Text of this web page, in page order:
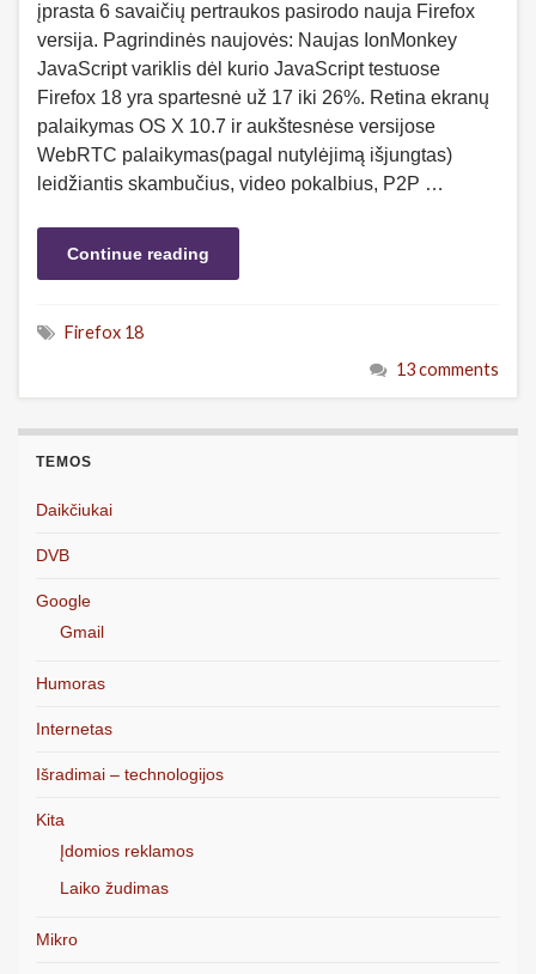
įprasta 6 savaičių pertraukos pasirodo nauja Firefox
versija. Pagrindinės naujovės: Naujas IonMonkey
JavaScript variklis dėl kurio JavaScript testuose
Firefox 18 yra spartesnė už 17 iki 26%. Retina ekranų
palaikymas OS X 10.7 ir aukštesnėse versijose
WebRTC palaikymas(pagal nutylėjimą išjungtas)
leidžiantis skambučius, video pokalbius, P2P …
Continue reading
Firefox 18
13 comments
TEMOS
Daikčiukai
DVB
Google
Gmail
Humoras
Internetas
Išradimai – technologijos
Kita
Įdomios reklamos
Laiko žudimas
Mikro